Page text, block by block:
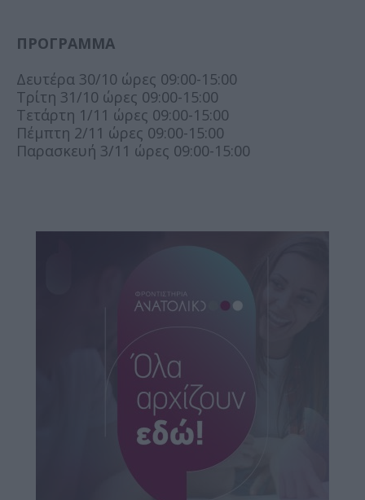
ΠΡΟΓΡΑΜΜΑ
Δευτέρα 30/10 ώρες 09:00-15:00
Τρίτη 31/10 ώρες 09:00-15:00
Τετάρτη 1/11 ώρες 09:00-15:00
Πέμπτη 2/11 ώρες 09:00-15:00
Παρασκευή 3/11 ώρες 09:00-15:00